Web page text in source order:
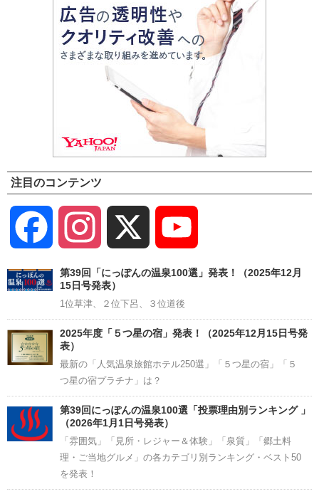
注目のコンテンツ
Facebook Instagram
Channel
第39回「にっぽんの温泉100選」発表！（2025年12月
15日号発表）
1位草津、２位下呂、３位道後
2025年度「５つ星の宿」発表！（2025年12月15日号発
表）
最新の「人気温泉旅館ホテル250選」「５つ星の宿」「５
つ星の宿プラチナ」は？
第39回にっぽんの温泉100選「投票理由別ランキング 」
（2026年1月1日号発表）
「雰囲気」「見所・レジャー＆体験」「泉質」「郷土料
理・ご当地グルメ」の各カテゴリ別ランキング・ベスト50
を発表！